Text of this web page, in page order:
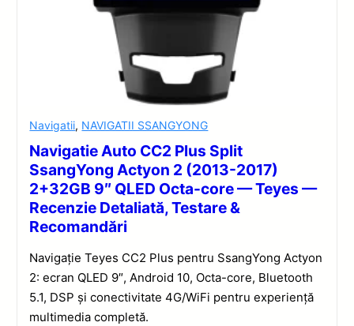
Navigatii, NAVIGATII SSANGYONG
Navigatie Auto CC2 Plus Split
SsangYong Actyon 2 (2013-2017)
2+32GB 9″ QLED Octa-core — Teyes —
Recenzie Detaliată, Testare &
Recomandări
Navigație Teyes CC2 Plus pentru SsangYong Actyon
2: ecran QLED 9″, Android 10, Octa-core, Bluetooth
5.1, DSP și conectivitate 4G/WiFi pentru experiență
multimedia completă.